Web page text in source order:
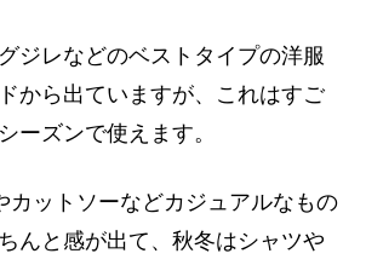
ジレなどのベストタイプの洋服
から出ていますが、これはすご
ーズンで使えます。
ットソーなどカジュアルなもの
んと感が出て、秋冬はシャツや